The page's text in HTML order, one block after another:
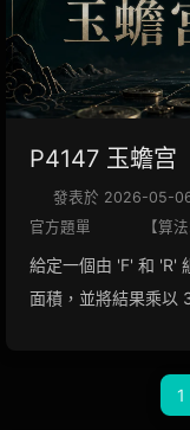
P4147 玉蟾宫
發表於 2026-05-
官方題單
【算
給定一個由 'F' 和 'R'
面積，並將結果乘以
1